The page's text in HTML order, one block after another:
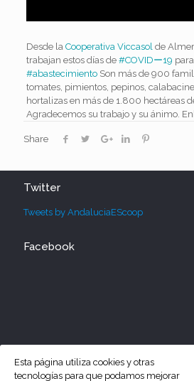
Desde la Cooperativa Viccasol de
trabajan estos días de #COVIDー19
#abastecimientoSon más de 900
tomates, pimientos, pepinos,
hortalizasen más de 1.800 hectáreas
Agradecemos su trabajo y su ánimo.
Share
Twitter
Tweets by AndaluciaEScoop
Facebook
Esta página utiliza cookies y otras
tecnologías para que podamos mejorar